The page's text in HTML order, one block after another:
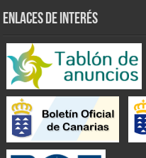
ENLACES DE INTERÉS